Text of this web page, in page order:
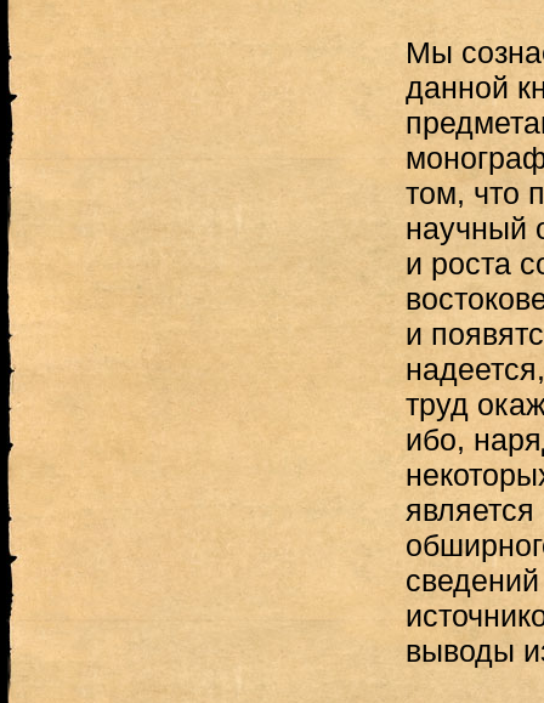
Мы
данной
том, что
научный
и роста
и
труд
ибо,
выводы